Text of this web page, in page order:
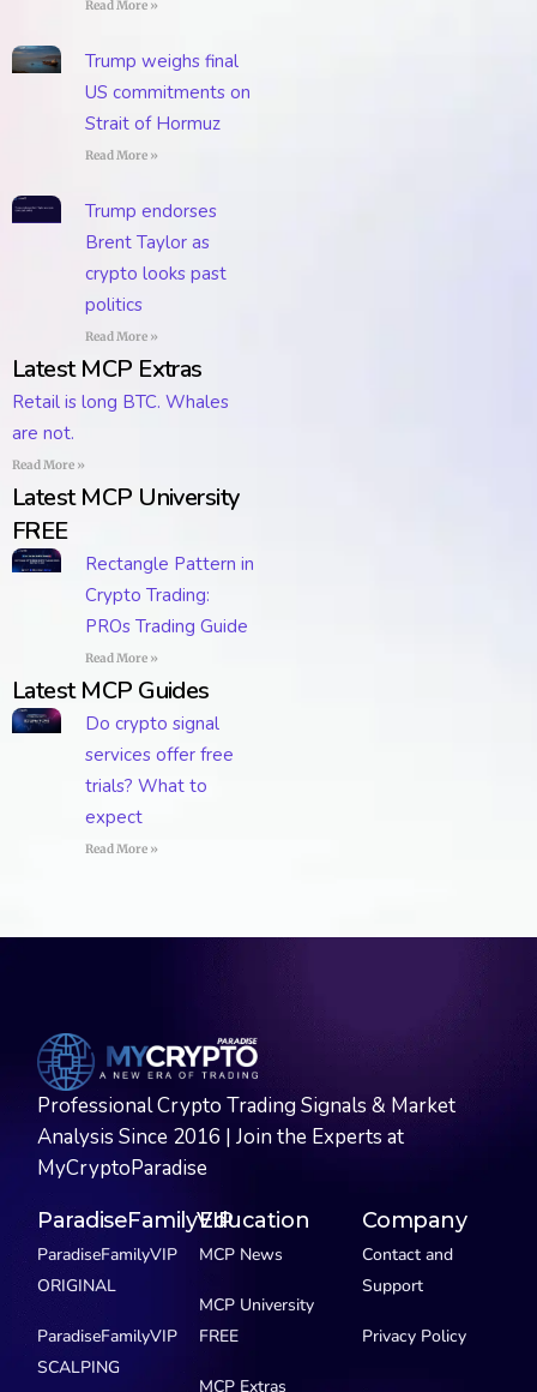
Read More »
Trump weighs final
US commitments on
Strait of Hormuz
Read More »
Trump endorses
Brent Taylor as
crypto looks past
politics
Read More »
Latest MCP Extras
Retail is long BTC. Whales
are not.
Read More »
Latest MCP University
FREE
Rectangle Pattern in
Crypto Trading:
PROs Trading Guide
Read More »
Latest MCP Guides
Do crypto signal
services offer free
trials? What to
expect
Read More »
Professional Crypto Trading Signals & Market
Analysis Since 2016 | Join the Experts at
MyCryptoParadise
ParadiseFamilyVIP
ParadiseFamilyVIP
ORIGINAL
ParadiseFamilyVIP
SCALPING
Education
MCP News
MCP University
FREE
MCP Extras
Company
Contact and
Support
Privacy Policy